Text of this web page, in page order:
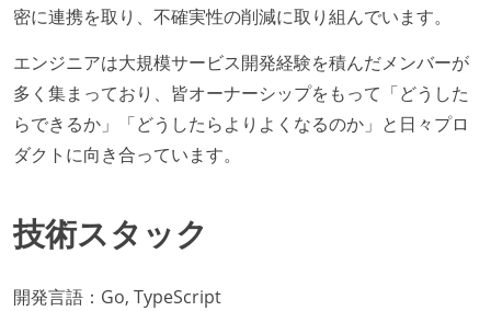
密に連携を取り、不確実性の削減に取り組んでいます。
エンジニアは大規模サービス開発経験を積んだメンバーが
多く集まっており、皆オーナーシップをもって「どうした
らできるか」「どうしたらよりよくなるのか」と日々プロ
ダクトに向き合っています。
技術スタック
開発言語：Go, TypeScript